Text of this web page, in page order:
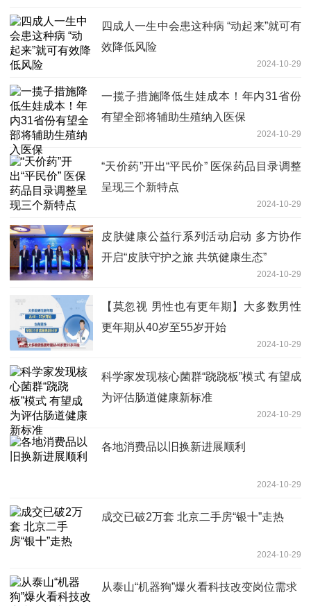
四成人一生中会患这种病 “动起来”就可有
效降低风险
2024-10-29
一揽子措施降低生娃成本！年内31省份
有望全部将辅助生殖纳入医保
2024-10-29
“天价药”开出“平民价” 医保药品目录调整
呈现三个新特点
2024-10-29
皮肤健康公益行系列活动启动 多方协作
开启“皮肤守护之旅 共筑健康生态”
2024-10-29
【莫忽视 男性也有更年期】大多数男性
更年期从40岁至55岁开始
2024-10-29
科学家发现核心菌群“跷跷板”模式 有望成
为评估肠道健康新标准
2024-10-29
各地消费品以旧换新进展顺利
2024-10-29
成交已破2万套 北京二手房“银十”走热
2024-10-29
从泰山“机器狗”爆火看科技改变岗位需求